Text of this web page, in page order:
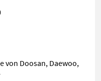
von Doosan, Daewoo,